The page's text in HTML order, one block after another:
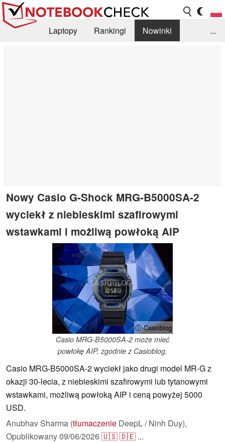
Laptopy Rankingi
Nowinki
...
Nowy Casio G-Shock MRG-B5000SA-2
wyciekł z niebieskimi szafirowymi
wstawkami i możliwą powłoką AIP
ⓘ Casioblog
Casio MRG-B5000SA-2 może mieć
powłokę AIP, zgodnie z Casioblog.
Casio MRG-B5000SA-2 wyciekł jako drugi model MR-G z
okazji 30-lecia, z niebieskimi szafirowymi lub tytanowymi
wstawkami, możliwą powłoką AIP i ceną powyżej 5000
USD.
Anubhav Sharma (tłumaczenie DeepL / Ninh Duy),
Opublikowany09/06/2026🇺🇸🇩🇪 ...